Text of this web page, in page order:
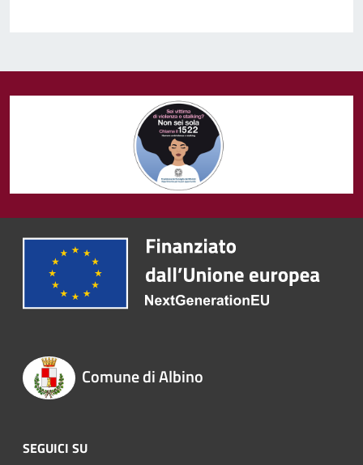
Comune di Albino
SEGUICI SU